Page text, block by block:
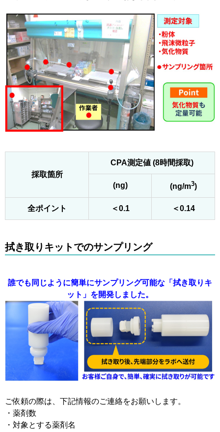
採取箇所
CPA測定値 (8時間採取)
(ng) (ng/m3)
全ポイント ＜0.1 ＜0.14
拭き取りキットでのサンプリング
誰でも同じように簡単にサンプリング可能な「拭き取りキ
ット」を開発しました。
ご依頼の際は、下記情報のご連絡をお願いします。
・薬剤数
・対象とする薬剤名